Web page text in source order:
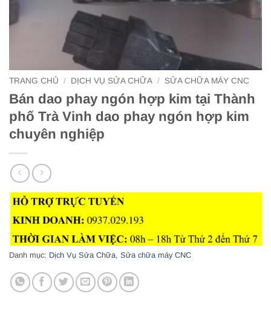
TRANG CHỦ / DỊCH VỤ SỬA CHỮA / SỬA CHỮA MÁY CNC
Bán dao phay ngón hợp kim tại Thành
phố Trà Vinh dao phay ngón hợp kim
chuyên nghiệp
Danh mục: Dịch Vụ Sửa Chữa, Sửa chữa máy CNC